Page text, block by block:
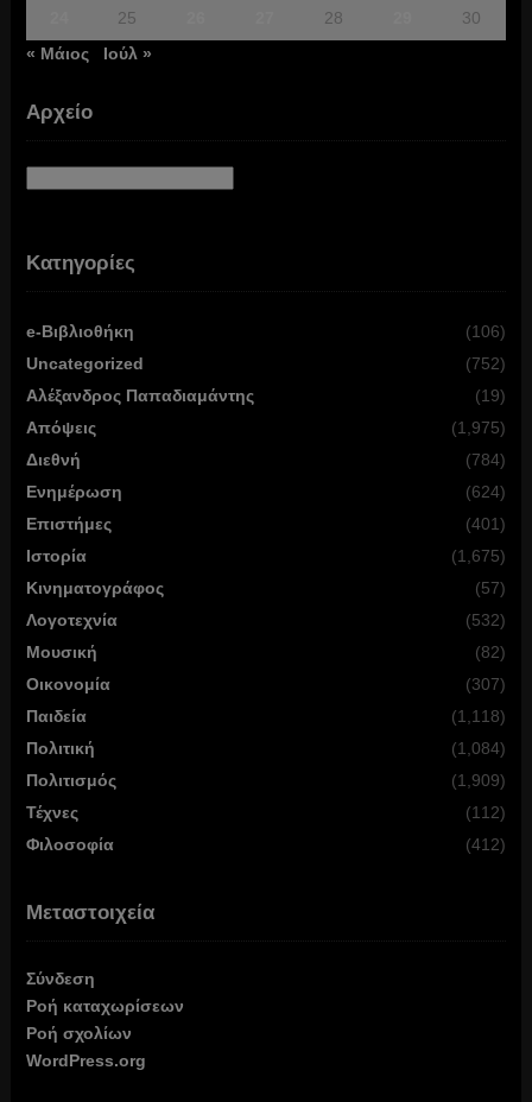
25 28
30
« Μάιος
Ιούλ »
Αρχείο
Κατηγορίες
e-Βιβλιοθήκη
(106)
Uncategorized
(752)
Αλέξανδρος Παπαδιαμάντης
(19)
Απόψεις
(1,975)
Διεθνή
(784)
Ενημέρωση
(624)
Επιστήμες
(401)
Ιστορία
(1,675)
Κινηματογράφος
(57)
Λογοτεχνία
(532)
Μουσική
(82)
Οικονομία
(307)
Παιδεία
(1,118)
Πολιτική
(1,084)
Πολιτισμός
(1,909)
Τέχνες
(112)
Φιλοσοφία
(412)
Μεταστοιχεία
Σύνδεση
Ροή καταχωρίσεων
Ροή σχολίων
WordPress.org